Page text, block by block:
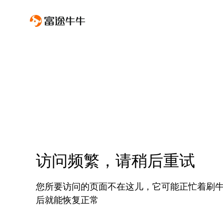
访问频繁，请稍后重试
您所要访问的页面不在这儿，它可能正忙着刷
后就能恢复正常